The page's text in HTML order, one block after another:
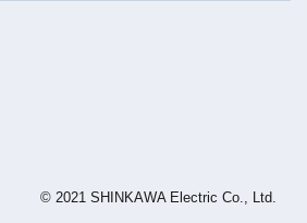
© 2021 SHINKAWA Electric Co., Ltd.